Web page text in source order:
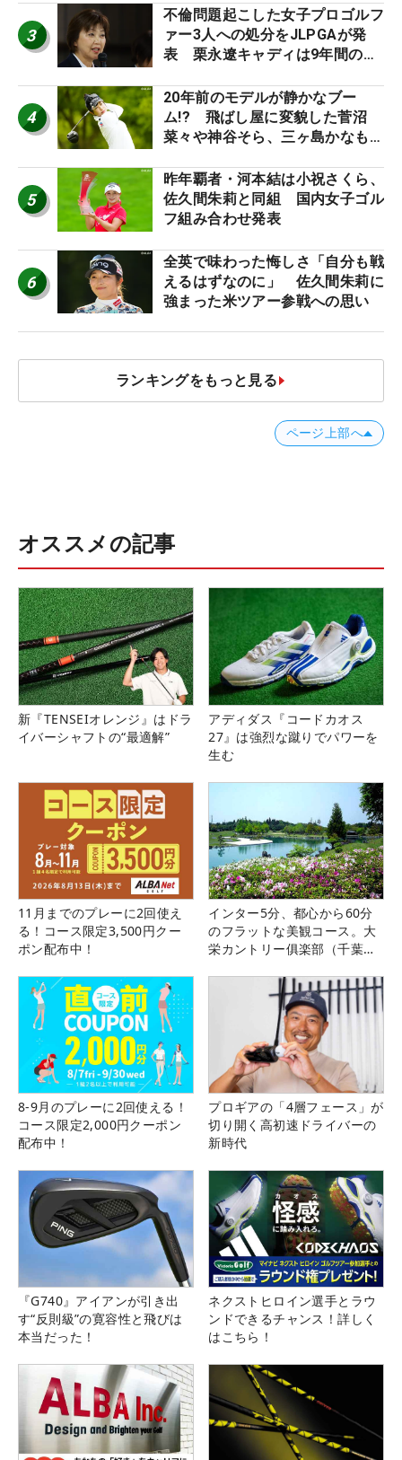
3
不倫問題起こした女子プロゴルフ
ァー3人への処分をJLPGAが発
表 栗永遼キャディは9年間の立
4
20年前のモデルが静かなブー
ム!? 飛ばし屋に変貌した菅沼
菜々や神谷そら、三ヶ島かなも使
ロたちの“飛ばしギア”】
5
昨年覇者・河本結は小祝さくら、
佐久間朱莉と同組 国内女子ゴル
フ組み合わせ発表
6
全英で味わった悔しさ「自分も戦
えるはずなのに」 佐久間朱莉に
強まった米ツアー参戦への思い
ランキングをもっと見る
ページ上部へ
オススメの記事
新『TENSEIオレンジ』はドラ
イバーシャフトの“最適解”
アディダス『コードカオス
27』は強烈な蹴りでパワーを
生む
11月までのプレーに2回使え
る！コース限定3,500円クー
ポン配布中！
インター5分、都心から60分
のフラットな美観コース。大
栄カントリー俱楽部（千葉
8-9月のプレーに2回使える！
コース限定2,000円クーポン
配布中！
プロギアの「4層フェース」が
切り開く高初速ドライバーの
新時代
『G740』アイアンが引き出
す“反則級”の寛容性と飛びは
本当だった！
ネクストヒロイン選手とラウ
ンドできるチャンス！詳しく
はこちら！